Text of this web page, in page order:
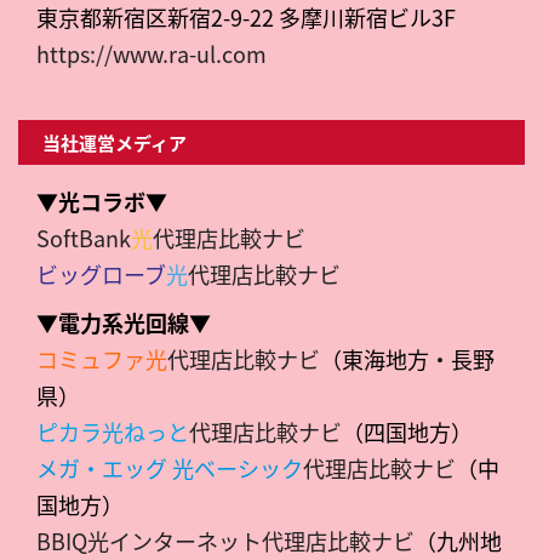
東京都新宿区新宿2-9-22 多摩川新宿ビル3F
https://www.ra-ul.com
当社運営メディア
▼光コラボ▼
SoftBank光代理店比較ナビ
ビッグローブ光代理店比較ナビ
▼電力系光回線▼
コミュファ光代理店比較ナビ （東海地方・長野
県）
ピカラ光ねっと代理店比較ナビ （四国地方）
メガ・エッグ 光ベーシック代理店比較ナビ （中
国地方）
BBIQ光インターネット代理店比較ナビ （九州地